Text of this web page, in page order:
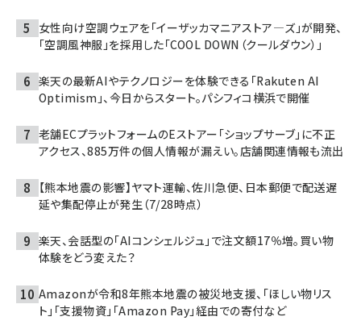
女性向け空調ウェアを「イーザッカマニアストア―ズ」が開発、
「空調風神服」を採用した「COOL DOWN（クールダウン）」
楽天の最新AIやテクノロジーを体験できる「Rakuten AI
Optimism」、今日からスタート。パシフィコ横浜で開催
老舗ECプラットフォームのEストアー「ショップサーブ」に不正
アクセス、885万件の個人情報が漏えい。店舗関連情報も流出
【熊本地震の影響】ヤマト運輸、佐川急便、日本郵便で配送遅
延や集配停止が発生（7/28時点）
楽天、会話型の「AIコンシェルジュ」で注文額17％増。買い物
体験をどう変えた？
Amazonが令和8年熊本地震の被災地支援、「ほしい物リス
ト」「支援物資」「Amazon Pay」経由での寄付など